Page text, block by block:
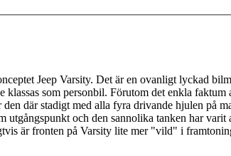
Jeep Varsity. Det är en ovanligt lyckad
som personbil. Förutom det enkla
där stadigt med alla fyra drivande hjulen på
och den sannolika tanken har
är fronten på Varsity lite mer "vild" i